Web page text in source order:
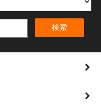
検索